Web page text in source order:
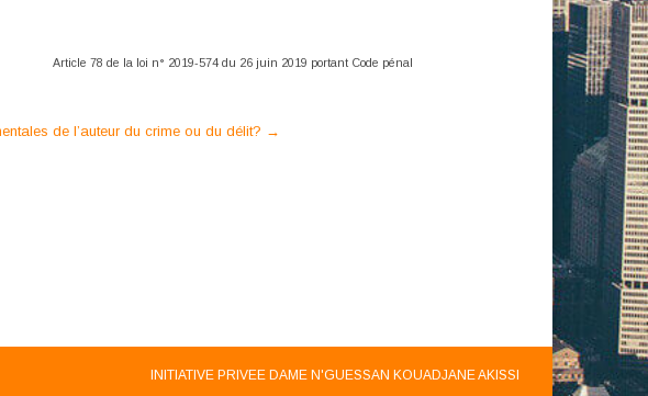
Article 78 de la loi n° 2019-574 du 26 juin 2019 portant Code pénal
de l’auteur du crime ou du délit? →
INITIATIVE PRIVEE DAME N'GUESSAN KOUADJANE AKISSI